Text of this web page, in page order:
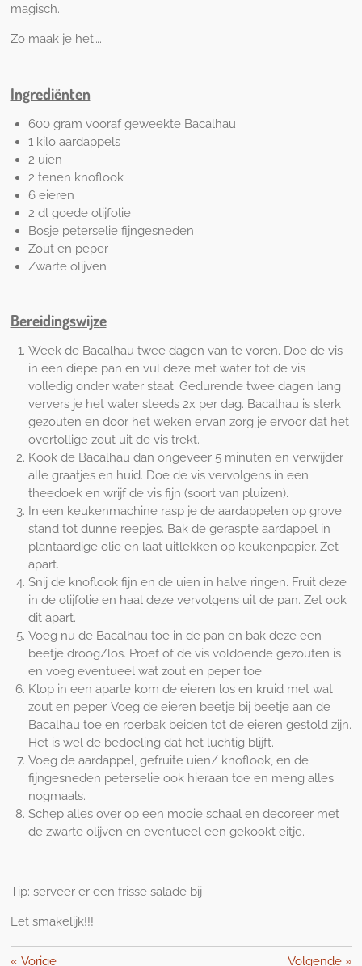
magisch.
Zo maak je het….
Ingrediënten
600 gram vooraf geweekte Bacalhau
1 kilo aardappels
2 uien
2 tenen knoflook
6 eieren
2 dl goede olijfolie
Bosje peterselie fijngesneden
Zout en peper
Zwarte olijven
Bereidingswijze
Week de Bacalhau twee dagen van te voren. Doe de vis
in een diepe pan en vul deze met water tot de vis
volledig onder water staat. Gedurende twee dagen lang
ververs je het water steeds 2x per dag. Bacalhau is sterk
gezouten en door het weken ervan zorg je ervoor dat het
overtollige zout uit de vis trekt.
Kook de Bacalhau dan ongeveer 5 minuten en verwijder
alle graatjes en huid. Doe de vis vervolgens in een
theedoek en wrijf de vis fijn (soort van pluizen).
In een keukenmachine rasp je de aardappelen op grove
stand tot dunne reepjes. Bak de geraspte aardappel in
plantaardige olie en laat uitlekken op keukenpapier. Zet
apart.
Snij de knoflook fijn en de uien in halve ringen. Fruit deze
in de olijfolie en haal deze vervolgens uit de pan. Zet ook
dit apart.
Voeg nu de Bacalhau toe in de pan en bak deze een
beetje droog/los. Proef of de vis voldoende gezouten is
en voeg eventueel wat zout en peper toe.
Klop in een aparte kom de eieren los en kruid met wat
zout en peper. Voeg de eieren beetje bij beetje aan de
Bacalhau toe en roerbak beiden tot de eieren gestold zijn.
Het is wel de bedoeling dat het luchtig blijft.
Voeg de aardappel, gefruite uien/ knoflook, en de
fijngesneden peterselie ook hieraan toe en meng alles
nogmaals.
Schep alles over op een mooie schaal en decoreer met
de zwarte olijven en eventueel een gekookt eitje.
Tip: serveer er een frisse salade bij
Eet smakelijk!!!
« Vorige Volgende»